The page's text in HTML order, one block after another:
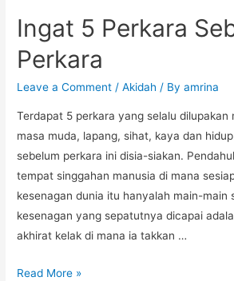
Ingat 5 Perkara
Perkara
Leave a Comment /Akidah / Byamrina
Terdapat 5 perkara yang selalu dilupakan
masa muda, lapang, sihat, kaya dan
sebelum perkara ini disia-siakan.
tempat singgahan manusia di mana
kesenagan dunia itu hanyalah main-main
kesenagan yang sepatutnya dicapai
akhirat kelak di mana ia takkan …
Read More »